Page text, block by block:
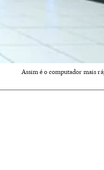
Assim é o computador mais